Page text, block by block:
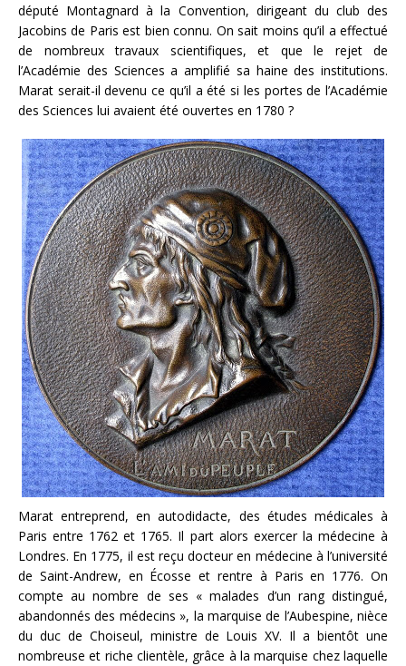
député Montagnard à la Convention, dirigeant du club des
Jacobins de Paris est bien connu. On sait moins qu’il a effectué
de nombreux travaux scientifiques, et que le rejet de
l’Académie des Sciences a amplifié sa haine des institutions.
Marat serait-il devenu ce qu’il a été si les portes de l’Académie
des Sciences lui avaient été ouvertes en 1780 ?
Marat entreprend, en autodidacte, des études médicales à
Paris entre 1762 et 1765. Il part alors exercer la médecine à
Londres. En 1775, il est reçu docteur en médecine à l’université
de Saint-Andrew, en Écosse et rentre à Paris en 1776. On
compte au nombre de ses « malades d’un rang distingué,
abandonnés des médecins », la marquise de l’Aubespine, nièce
du duc de Choiseul, ministre de Louis XV. Il a bientôt une
nombreuse et riche clientèle, grâce à la marquise chez laquelle